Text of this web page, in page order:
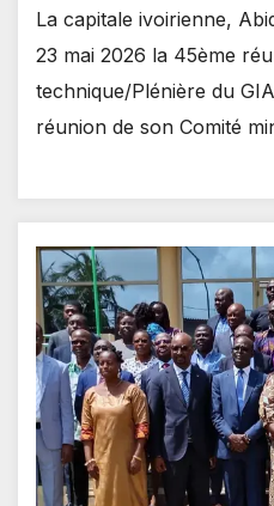
La capitale ivoirienne,
23 mai 2026 la 45ème
technique/Plénière du
réunion de son Comité